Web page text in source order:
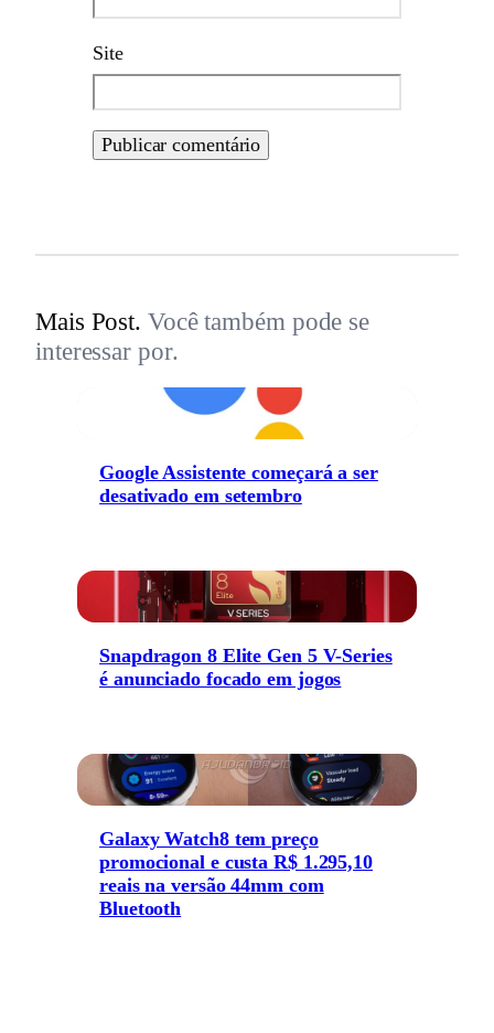
Site
Mais Post. Você também pode se
interessar por.
Google Assistente começará a ser
desativado em setembro
Snapdragon 8 Elite Gen 5 V-Series
é anunciado focado em jogos
Galaxy Watch8 tem preço
promocional e custa R$ 1.295,10
reais na versão 44mm com
Bluetooth